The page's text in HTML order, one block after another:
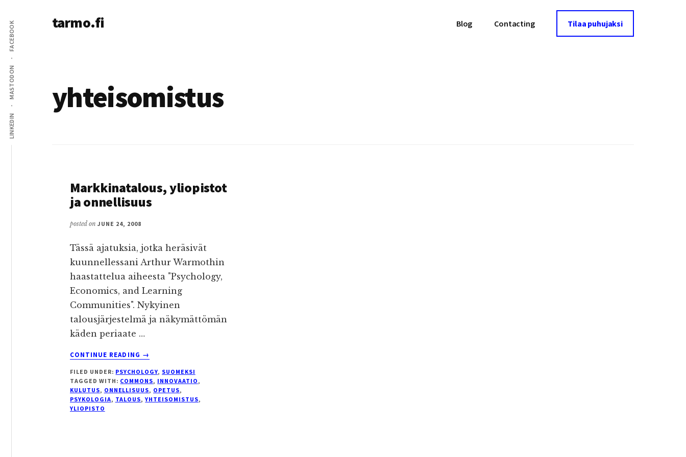
main
content
menu
LINKEDIN
MASTODON
FACEBOOK tarmo.fi
technology,
psychology,
Blog Contacting Tilaa puhujaksi
yhteisomistus
Markkinatalous, yliopistot
ja onnellisuus
posted on JUNE 24, 2008
Tässä ajatuksia, jotka heräsivät
kuunnellessani Arthur Warmothin
haastattelua aiheesta "Psychology,
Economics, and Learning
Communities". Nykyinen
talousjärjestelmä ja näkymättömän
käden periaate …
CONTINUE READING
ABOUT
YLIOPISTOT
JA
ONNELLISUUS
→
FILED UNDER: PSYCHOLOGY, SUOMEKSI
TAGGED WITH: COMMONS, INNOVAATIO,
KULUTUS, ONNELLISUUS, OPETUS,
PSYKOLOGIA, TALOUS,YHTEISOMISTUS,
YLIOPISTO